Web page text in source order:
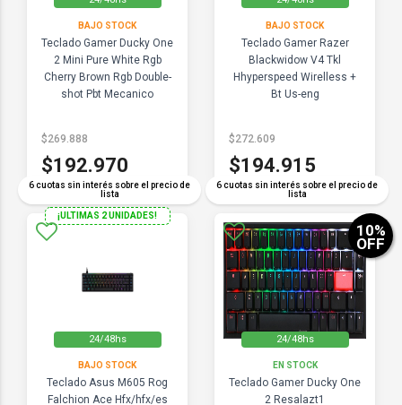
BAJO STOCK
Teclado Gamer Ducky One
2 Mini Pure White Rgb
Cherry Brown Rgb Double-
shot Pbt Mecanico
6 cuotas sin interés sobre el precio de
lista
$269.888
$192.970
BAJO STOCK
Teclado Gamer Razer
Blackwidow V4 Tkl
Hhyperspeed Wirelless +
Bt Us-eng
6 cuotas sin interés sobre el precio de
lista
$272.609
$194.915
24/48hs
¡ULTIMAS 2 UNIDADES!
BAJO STOCK
Teclado Asus M605 Rog
Falchion Ace Hfx/hfx/es
24/48hs
EN STOCK
Teclado Gamer Ducky One
2 Resalazt1
10%
OFF